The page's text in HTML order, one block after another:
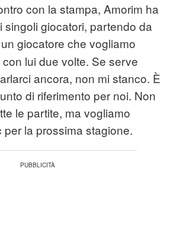
con la stampa, Amorim ha
singoli giocatori, partendo da
giocatore che vogliamo
lui due volte. Se serve
ancora, non mi stanco. È
di riferimento per noi. Non
le partite, ma vogliamo
la prossima stagione.